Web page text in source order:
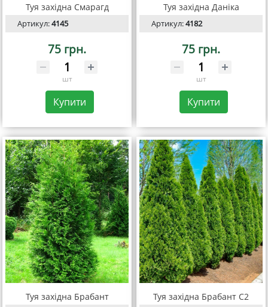
Туя західна Смарагд
Артикул:4145
75 грн.
шт
Купити
Туя західна Даніка
Артикул:4182
75 грн.
шт
Купити
Туя західна Брабант Туя західна Брабант С2